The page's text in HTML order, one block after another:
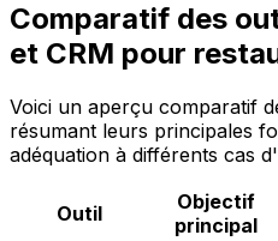
Comparatif des
et CRM pour
Voici un aperçu comparatif
résumant leurs principales
adéquation à différents cas
Outil
Objectif
principal